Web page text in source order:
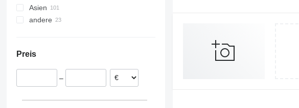
Polen
Deutschland
Litauen
Tschechien
Asien
Türkei
andere
Kenia
Kolumbien
Preis
–